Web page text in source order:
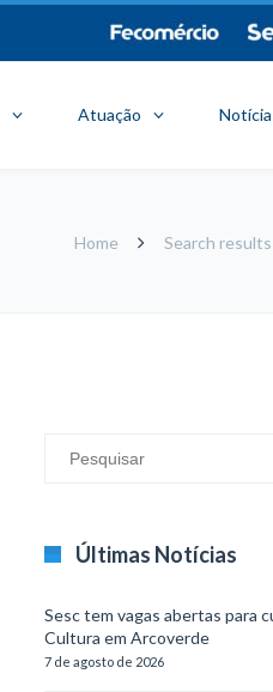
Atuação
Home Search
Últimas Notícias
Sesc tem vagas abertas para
Cultura em Arcoverde
7 de agosto de 2026